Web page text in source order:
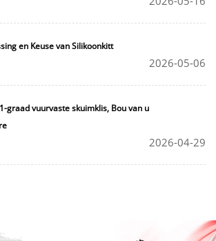
en Keuse van Silikoonkitt
2026-05-06
graad vuurvaste skuimklis, Bou van u
2026-04-29